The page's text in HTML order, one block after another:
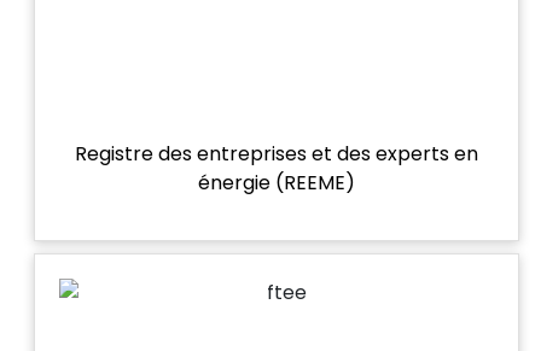
Registre des entreprises et des experts en
énergie (REEME)